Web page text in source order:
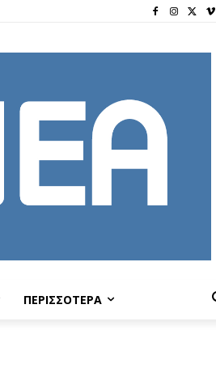
ΠΕΡΙΣΣΟΤΕΡΑ